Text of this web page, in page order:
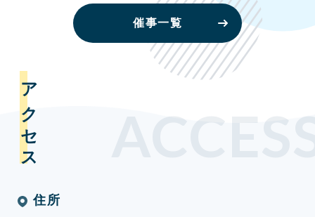
催事一覧
アクセス
住所